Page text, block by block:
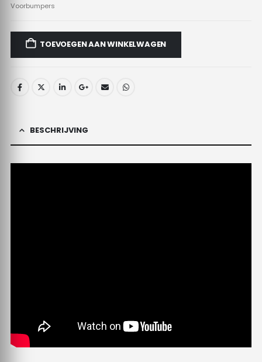
Voorbumpers
TOEVOEGEN AAN WINKELWAGEN
BESCHRIJVING